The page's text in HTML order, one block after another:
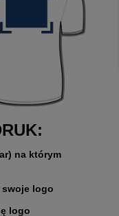
na którym
swoje logo
logo